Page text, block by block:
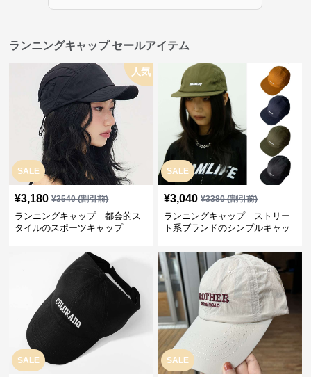
ランニングキャップ セールアイテム
SALE
人気
¥3,180 ¥3540(割引前)
ランニングキャップ 都会的ス
タイルのスポーツキャップ
SALE
¥3,040 ¥3380(割引前)
ランニングキャップ ストリー
ト系ブランドのシンプルキャッ
SALE SALE